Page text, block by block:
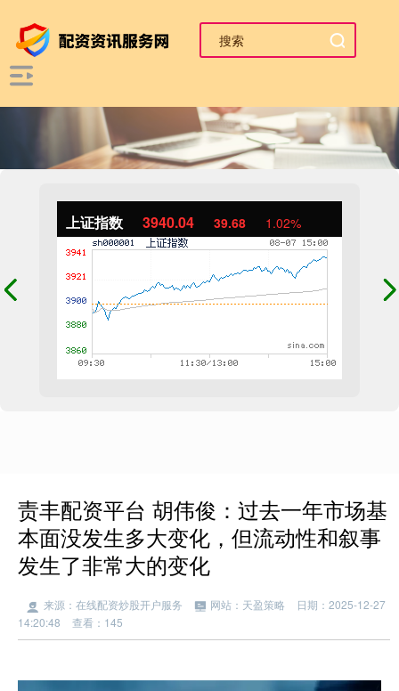
上证指数 3940.04 39.68 1.02%
责丰配资平台 胡伟俊：过去一年市场基
本面没发生多大变化，但流动性和叙事
发生了非常大的变化
来源：在线配资炒股开户服务 网站：天盈策略
日期：2025-12-27
14:20:48
查看：145